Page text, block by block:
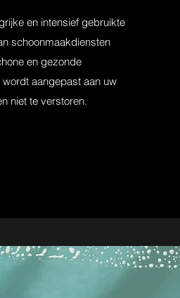
en intensief gebruikte
schoonmaakdiensten
en gezonde
aangepast aan uw
niet te verstoren.